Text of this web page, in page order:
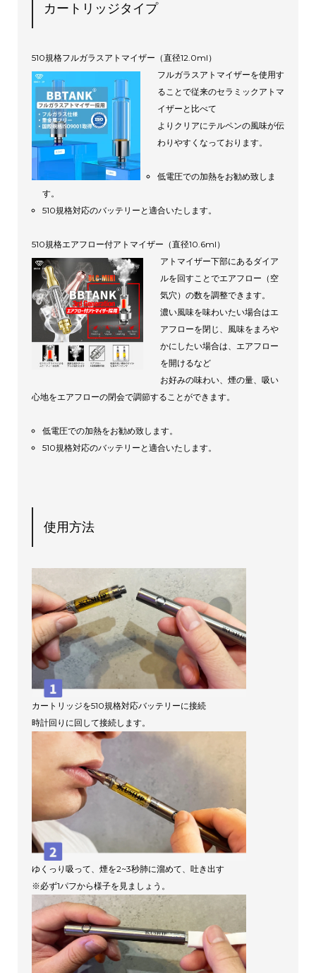
カートリッジタイプ
510規格フルガラスアトマイザー（直径12.0ml）
フルガラスアトマイザーを使用す
ることで従来のセラミックアトマ
イザーと比べて
よりクリアにテルペンの風味が伝
わりやすくなっております。
低電圧での加熱をお勧め致しま
す。
510規格対応のバッテリーと適合いたします。
510規格エアフロー付アトマイザー（直径10.6ml）
アトマイザー下部にあるダイア
ルを回すことでエアフロー（空
気穴）の数を調整できます。
濃い風味を味わいたい場合はエ
アフローを閉じ、風味をまろや
かにしたい場合は、エアフロー
を開けるなど
お好みの味わい、煙の量、吸い
心地をエアフローの閉会で調節することができます。
低電圧での加熱をお勧め致します。
510規格対応のバッテリーと適合いたします。
使用方法
カートリッジを510規格対応バッテリーに接続
時計回りに回して接続します。
ゆくっり吸って、煙を2~3秒肺に溜めて、吐き出す
※必ず1パフから様子を見ましょう。